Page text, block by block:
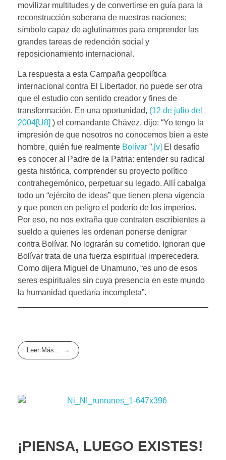
movilizar multitudes y de convertirse en guía para la
reconstrucción soberana de nuestras naciones;
símbolo capaz de aglutinarnos para emprender las
grandes tareas de redención social y
reposicionamiento internacional.
La respuesta a esta Campaña geopolítica
internacional contra El Libertador, no puede ser otra
que el estudio con sentido creador y fines de
transformación. En una oportunidad, (12 de julio del
2004[U8] ) el comandante Chávez, dijo: “Yo tengo la
impresión de que nosotros no conocemos bien a este
hombre, quién fue realmente Bolívar ”.[v] El desafío
es conocer al Padre de la Patria: entender su radical
gesta histórica, comprender su proyecto político
contrahegemónico, perpetuar su legado. Allí cabalga
todo un “ejército de ideas” que tienen plena vigencia
y que ponen en peligro el poderío de los imperios.
Por eso, no nos extraña que contraten escribientes a
sueldo a quienes les ordenan ponerse denigrar
contra Bolívar. No lograrán su cometido. Ignoran que
Bolívar trata de una fuerza espiritual imperecedera.
Como dijera Miguel de Unamuno, “es uno de esos
seres espirituales sin cuya presencia en este mundo
la humanidad quedaría incompleta”.
Leer Más...
¡PIENSA, LUEGO EXISTES!